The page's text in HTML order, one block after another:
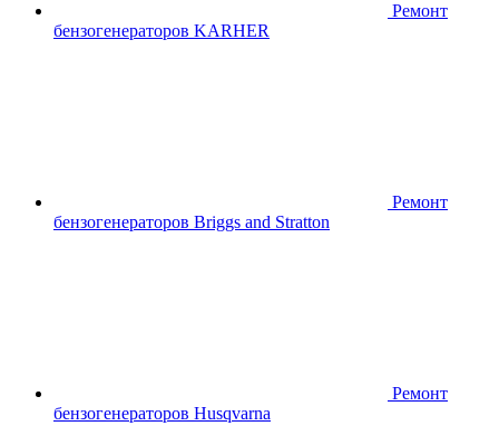
Ремонт
бензогенераторов KARHER
Ремонт
бензогенераторов Briggs and Stratton
Ремонт
бензогенераторов Husqvarna